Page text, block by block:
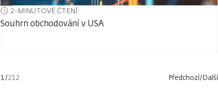
2-MINUTOVÉ ČTENÍ
Souhrn obchodování v USA
1/212 Předchozí/Další